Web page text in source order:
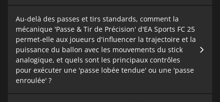
Au-delà des passes et tirs standards, comment la
mécanique 'Passe & Tir de Précision' d'EA Sports FC 25
permet-elle aux joueurs d'influencer la trajectoire et la
puissance du ballon avec les mouvements du stick
analogique, et quels sont les principaux contrôles
pour exécuter une 'passe lobée tendue' ou une 'passe
enroulée' ?